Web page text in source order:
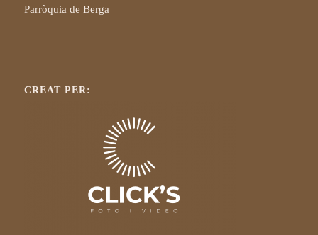
Parròquia de Berga
CREAT PER: